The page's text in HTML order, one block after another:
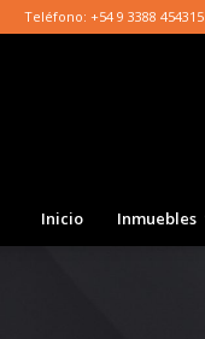
Teléfono: +54 9 3388 454315
Inicio Inmuebles